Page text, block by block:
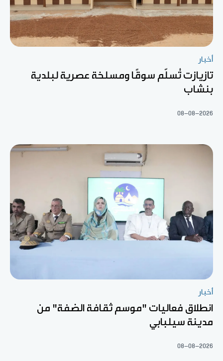
أخبار
تازيازت تُسلّم سوقًا ومسلخة عصرية لبلدية
بنشاب
08-08-2026
أخبار
انطلاق فعاليات "موسم ثقافة الضفة" من
مدينة سيلبابي
08-08-2026